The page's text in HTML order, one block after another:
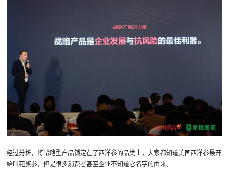
经过分析，将战略型产品锁定在了西洋参的品类上，大家都知道美国西洋参最开
始叫花旗参，但是很多消费者甚至企业不知道它名字的由来。